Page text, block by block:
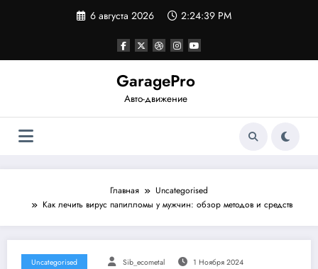
6 августа 2026 2:24:39 PM
GaragePro
Авто-движение
Главная
Uncategorised
Как лечить вирус папилломы у мужчин: обзор методов и средств
Uncategorised Sib_ecometal 1 Ноября 2024